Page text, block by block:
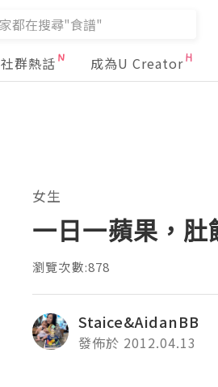
社群熱話 成為U Creator
女生
一日一蘋果，
瀏覽次數:878
Staice&AidanBB
發佈於 2012.04.13